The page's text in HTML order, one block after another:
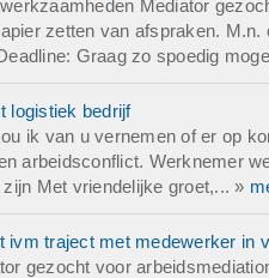
Mediator
zetten van afspraken.
Graag zo spoedig
logistiek bedrijf
ik van u vernemen of er op
arbeidsconflict. Werknemer
Met vriendelijke groet,... »
ivm traject met medewerker in
gezocht voor